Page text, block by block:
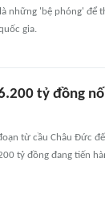
những 'bệ phóng'
gia.
tỷ đồng
từ cầu Châu Đức
tỷ đồng đang tiến